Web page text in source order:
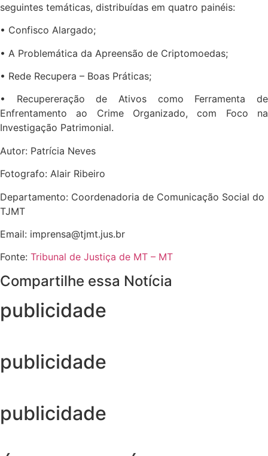
seguintes temáticas, distribuídas em quatro painéis:
• Confisco Alargado;
• A Problemática da Apreensão de Criptomoedas;
• Rede Recupera – Boas Práticas;
• Recupereração de Ativos como Ferramenta de
Enfrentamento ao Crime Organizado, com Foco na
Investigação Patrimonial.
Autor: Patrícia Neves
Fotografo: Alair Ribeiro
Departamento: Coordenadoria de Comunicação Social do
TJMT
Email: imprensa@tjmt.jus.br
Fonte: Tribunal de Justiça de MT – MT
Compartilhe essa Notícia
publicidade
publicidade
publicidade